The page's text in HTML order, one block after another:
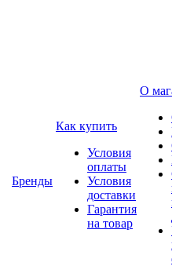
Бренды
Как купить
Условия
оплаты
Условия
доставки
Гарантия
на товар
О